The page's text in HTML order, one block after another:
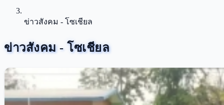
ข่าวสังคม - โซเชียล
ข่าวสังคม - โซเชียล